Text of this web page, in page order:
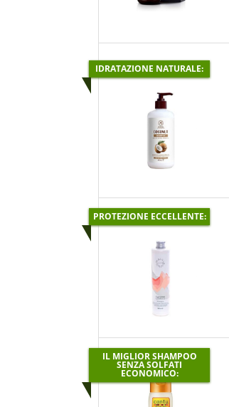
IDRATAZIONE NATURALE:
PROTEZIONE ECCELLENTE:
IL MIGLIOR SHAMPOO
SENZA SOLFATI
ECONOMICO: